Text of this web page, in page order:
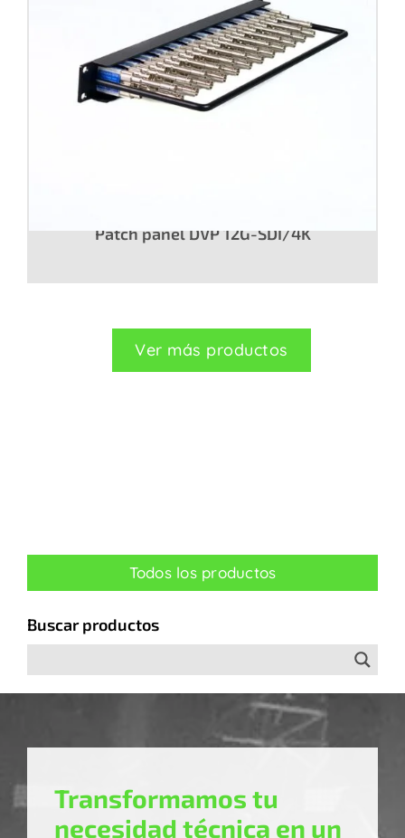
Patch panel DVP 12G-SDI/4K
Ver más productos
Todos los productos
Buscar productos
Transformamos tu
necesidad técnica en un